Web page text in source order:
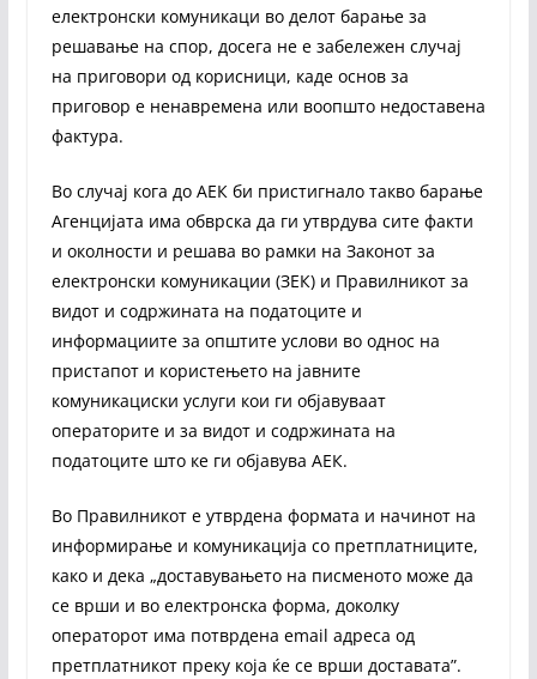
електронски комуникаци во делот барање за
решавање на спор, досега не е забележен случај
на приговори од корисници, каде основ за
приговор е ненавремена или воопшто недоставена
фактура.
Во случај кога до АЕК би пристигнало такво барање
Агенцијата има обврска да ги утврдува сите факти
и околности и решава во рамки на Законот за
електронски комуникации (ЗЕК) и Правилникот за
видот и содржината на податоците и
информациите за општите услови во однос на
пристапот и користењето на јавните
комуникациски услуги кои ги објавуваат
операторите и за видот и содржината на
податоците што ке ги објавува АЕК.
Во Правилникот е утврдена формата и начинот на
информирање и комуникација со претплатниците,
како и дека „доставувањето на писменото може да
се врши и во електронска форма, доколку
операторот има потврдена еmail адреса од
претплатникот преку која ќе се врши доставата”.